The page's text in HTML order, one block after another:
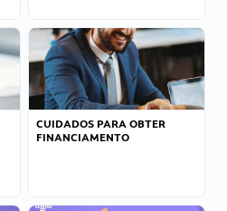
CUIDADOS PARA OBTER
FINANCIAMENTO